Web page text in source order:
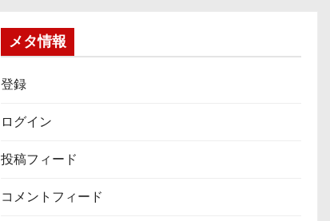
メタ情報
登録
ログイン
投稿フィード
コメントフィード